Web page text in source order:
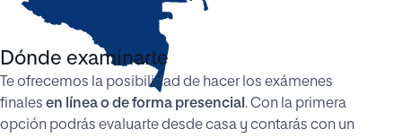
Dónde examinarte
Te ofrecemos la posibilidad de hacer los exámenes
finales en línea o de forma presencial . Con la primera
opción podrás evaluarte desde casa y contarás con un